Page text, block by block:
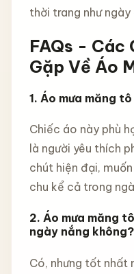
thời trang như ngày
FAQs - Các
Gặp Về Áo
1. Áo mưa măng
Chiếc áo này phù
là người yêu thích
chút hiện đại,
chu kể cả trong
2. Áo mưa măng
ngày nắng không?
Có, nhưng tốt nhất